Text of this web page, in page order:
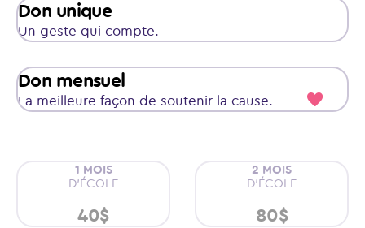
Don unique
Un geste qui compte.
Don mensuel
La meilleure façon de soutenir la cause.
40$
1 MOIS
D’ÉCOLE
80$
2 MOIS
D’ÉCOLE